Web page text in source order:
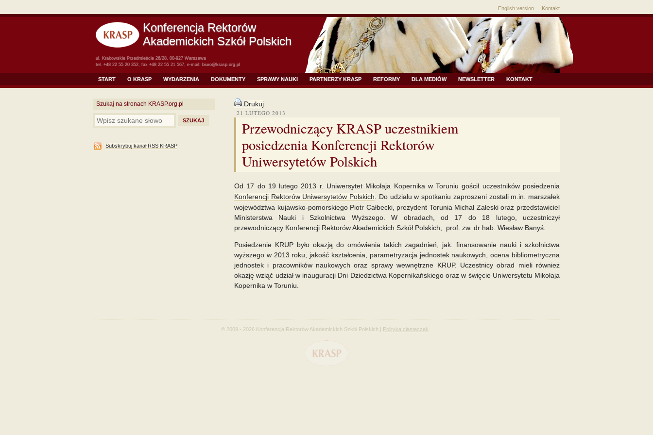
English version Kontakt
Konferencja Rektorów
Akademickich Szkół Polskich
ul. Krakowskie Przedmieście 26/28, 00-927 Warszawa
tel. +48 22 55 20 352, fax +48 22 55 21 567, e-mail: biuro@krasp.org.pl
START O KRASP WYDARZENIA DOKUMENTY SPRAWY NAUKI PARTNERZY KRASP REFORMY DLA MEDIÓW NEWSLETTER KONTAKT
Szukaj na stronach KRASP.org.pl
Subskrybuj kanał RSS KRASP
Drukuj
21 LUTEGO 2013
Przewodniczący KRASP uczestnikiem
posiedzenia Konferencji Rektorów
Uniwersytetów Polskich
Od 17 do 19 lutego 2013 r. Uniwersytet Mikołaja Kopernika w Toruniu gościł uczestników posiedzenia
Konferencji Rektorów Uniwersytetów Polskich . Do udziału w spotkaniu zaproszeni zostali m.in. marszałek
województwa kujawsko-pomorskiego Piotr Całbecki, prezydent Torunia Michał Zaleski oraz przedstawiciel
Ministerstwa Nauki i Szkolnictwa Wyższego. W obradach, od 17 do 18 lutego, uczestniczył
przewodniczący Konferencji Rektorów Akademickich Szkół Polskich, prof. zw. dr hab. Wiesław Banyś.
Posiedzenie KRUP było okazją do omówienia takich zagadnień, jak: finansowanie nauki i szkolnictwa
wyższego w 2013 roku, jakość kształcenia, parametryzacja jednostek naukowych, ocena bibliometryczna
jednostek i pracowników naukowych oraz sprawy wewnętrzne KRUP. Uczestnicy obrad mieli również
okazję wziąć udział w inauguracji Dni Dziedzictwa Kopernikańskiego oraz w święcie Uniwersytetu Mikołaja
Kopernika w Toruniu.
© 2009 - 2026 Konferencja Rektorów Akademickich Szkół Polskich | Polityka ciasteczek